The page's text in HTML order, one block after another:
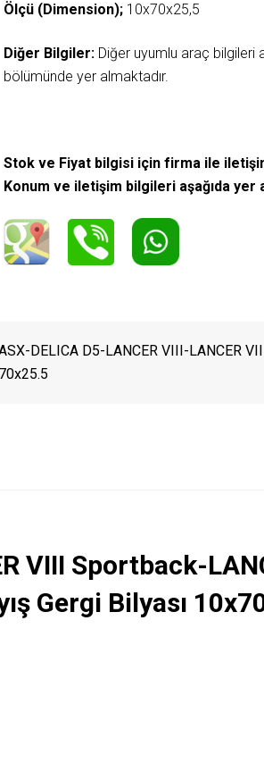
Ölçü (Dimension); 10x70x25,5
Diğer Bilgiler: Diğer uyumlu araç bilgileri
bölümünde yer almaktadır.
Stok ve Fiyat bilgisi için firma ile
Konum ve iletişim bilgileri aşağıda yer
DELICA D5-LANCER VIII-LANCER
VIII Sportback-
Gergi Bilyası